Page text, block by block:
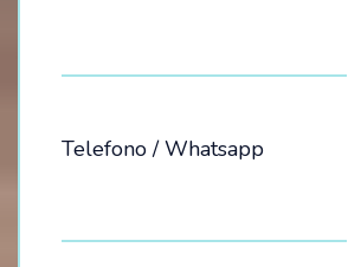
Telefono / Whatsapp